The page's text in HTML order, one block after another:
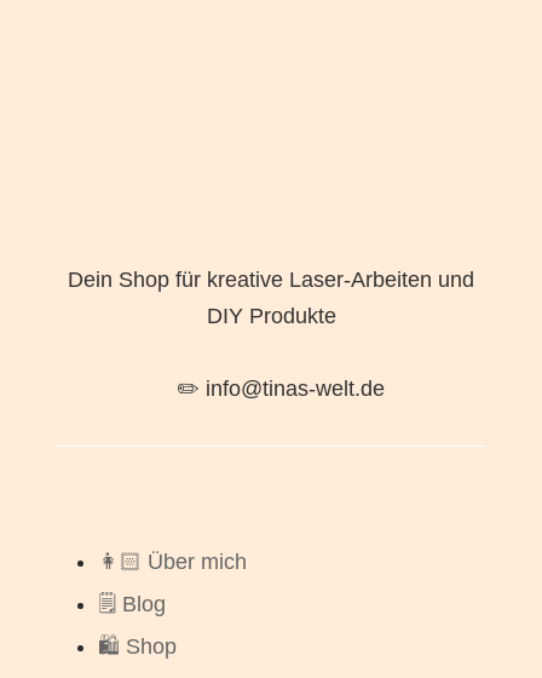
Dein Shop für kreative Laser-Arbeiten und
DIY Produkte
✏️ info@tinas-welt.de
👩🏻 Über mich
🗒️ Blog
🛍️ Shop